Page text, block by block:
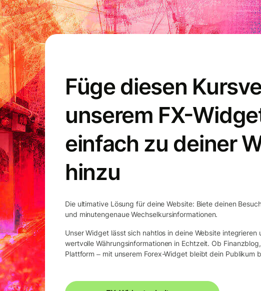
Füge diesen
unserem FX-
einfach zu deiner
hinzu
Die ultimative Lösung für deine Website: Biete deinen
und minutengenaue Wechselkursinformationen.
Unser Widget lässt sich nahtlos in deine Website
wertvolle Währungsinformationen in Echtzeit. Ob
Plattform ‒ mit unserem Forex-Widget bleibt dein Publikum